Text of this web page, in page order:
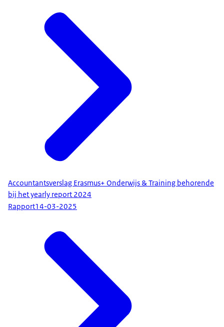
Accountantsverslag Erasmus+ Onderwijs & Training behorende
bij het yearly report 2024
Rapport14-03-2025